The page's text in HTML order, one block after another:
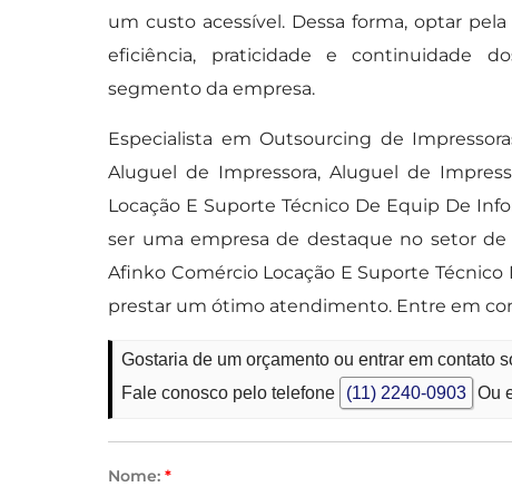
um custo acessível. Dessa forma, optar
eficiência, praticidade e continuidade
segmento da empresa.
Especialista em Outsourcing de
Aluguel de Impressora, Aluguel de
Locação E Suporte Técnico De Equip De
ser uma empresa de destaque no setor de
Afinko Comércio Locação E Suporte
prestar um ótimo atendimento. Entre em
Gostaria de um orçamento ou entrar em contato
Fale conosco pelo telefone
(11) 2240-0903 Ou
Nome:*